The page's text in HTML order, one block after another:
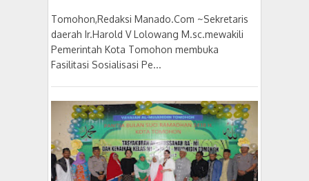
Tomohon,Redaksi Manado.Com ~Sekretaris
daerah Ir.Harold V Lolowang M.sc.mewakili
Pemerintah Kota Tomohon membuka
Fasilitasi Sosialisasi Pe...